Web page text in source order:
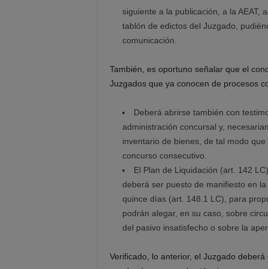
siguiente a la publicación, a la AEAT,
tablón de edictos del Juzgado,
comunicación.
También, es oportuno señalar que el
Juzgados que ya conocen de procesos
Deberá abrirse también con
administración concursal y,
inventario de bienes, de tal modo
concurso consecutivo.
El Plan de Liquidación (art. 142
deberá ser puesto de manifiesto en
quince días (art. 148.1 LC), para
podrán alegar, en su caso, sobre
del pasivo insatisfecho o sobre la
Verificado, lo anterior, el Juzgado